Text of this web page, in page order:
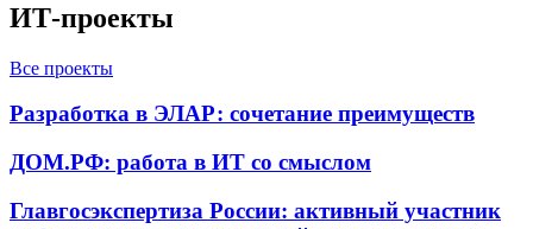
ИТ-проекты
Все проекты
Разработка в ЭЛАР: сочетание преимуществ
ДОМ.РФ: работа в ИТ со смыслом
Главгосэкспертиза России: активный участник